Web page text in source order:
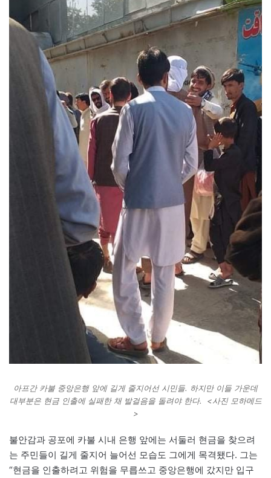
아프간 카불 중앙은행 앞에 길게 줄지어선 시민들. 하지만 이들 가운데
대부분은 현금 인출에 실패한 채 발걸음을 돌려야 한다. <사진 모하메드
>
불안감과 공포에 카불 시내 은행 앞에는 서둘러 현금을 찾으려
는 주민들이 길게 줄지어 늘어선 모습도 그에게 목격됐다. 그는
“현금을 인출하려고 위험을 무릅쓰고 중앙은행에 갔지만 입구